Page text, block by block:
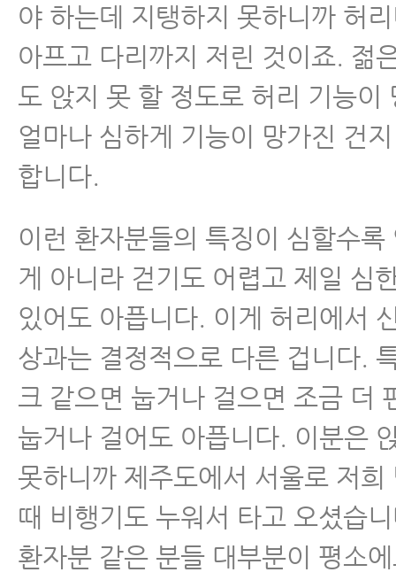
야 하는데 지탱하지 못하니까 허
아프고 다리까지 저린 것이죠. 젊
도 앉지 못 할 정도로 허리 기능이
얼마나 심하게 기능이 망가진 건
합니다.
이런 환자분들의 특징이 심할수록
게 아니라 걷기도 어렵고 제일 심
있어도 아픕니다. 이게 허리에서
상과는 결정적으로 다른 겁니다.
크 같으면 눕거나 걸으면 조금 더
눕거나 걸어도 아픕니다. 이분은
못하니까 제주도에서 서울로 저희
때 비행기도 누워서 타고 오셨습
환자분 같은 분들 대부분이 평소